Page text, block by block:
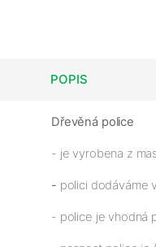
POPIS
Dřevěná police
- je vyrobena z
- polici dodáváme
- police je vhodná